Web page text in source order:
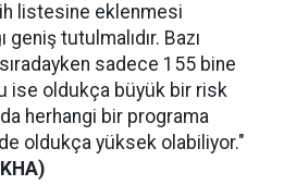
listesine eklenmesi
geniş tutulmalıdır. Bazı
sadece 155 bine
ise oldukça büyük bir risk
herhangi bir programa
oldukça yüksek olabiliyor."